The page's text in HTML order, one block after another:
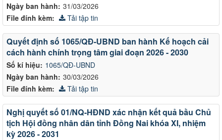
Ngày ban hành: 31/03/2026
File đính kèm: Tải tập tin
Số kí hiệu: 1065/QĐ-UBND
Ngày ban hành: 30/03/2026
Quyết định số 1065/QĐ-UBND ban hành Kế hoạch cải
cách hành chính trọng tâm giai đoạn 2026 - 2030
File đính kèm: Tải tập tin
Nghị quyết số 01/NQ-HĐND xác nhận kết quả bầu Chủ
tịch Hội đồng nhân dân tỉnh Đồng Nai khóa XI, nhiệm
kỳ 2026 - 2031